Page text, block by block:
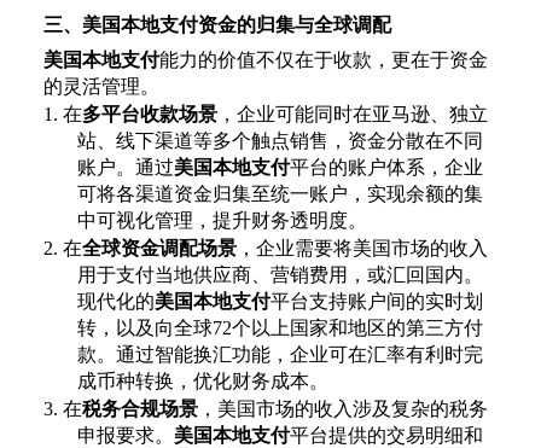
三、美国本地支付资金的归集与全球调配
美国本地支付能力的价值不仅在于收款，更在于资金
的灵活管理。
1. 在多平台收款场景，企业可能同时在亚马逊、独立
站、线下渠道等多个触点销售，资金分散在不同
账户。通过美国本地支付平台的账户体系，企业
可将各渠道资金归集至统一账户，实现余额的集
中可视化管理，提升财务透明度。
2. 在全球资金调配场景，企业需要将美国市场的收入
用于支付当地供应商、营销费用，或汇回国内。
现代化的美国本地支付平台支持账户间的实时划
转，以及向全球72个以上国家和地区的第三方付
款。通过智能换汇功能，企业可在汇率有利时完
成币种转换，优化财务成本。
3. 在税务合规场景，美国市场的收入涉及复杂的税务
申报要求。 美国本地支付平台提供的交易明细和